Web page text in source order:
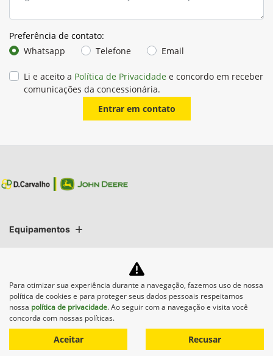
Preferência de contato:
Whatsapp
Telefone Email
Li e aceito a Política de Privacidade e concordo em receber
comunicações da concessionária.
Entrar em contato
Equipamentos
Política de privacidade
D CARVALHO COMÉRCIO DE MÁQUINAS AGRÍCOLAS LTDA
CNPJ: 74.376.401/0008-53
Para otimizar sua experiência durante a navegação, fazemos uso de nossa
política de cookies e para proteger seus dados pessoais respeitamos
nossa política de privacidade. Ao seguir com a navegação e visita você
concorda com nossas políticas.
Aceitar Recusar